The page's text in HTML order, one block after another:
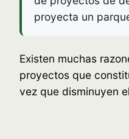
proyecta un
Existen muchas
proyectos que
vez que disminuyen